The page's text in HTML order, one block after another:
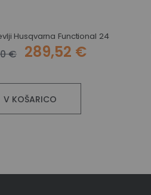
Husqvarna Functional 24
€ 289,52 €
V KOŠARICO